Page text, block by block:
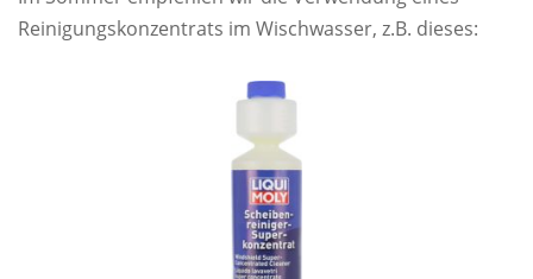
Reinigungskonzentrats im Wischwasser, z.B. dieses: